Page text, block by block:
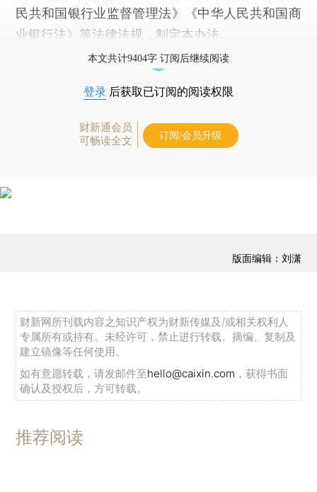
民共和国银行业监督管理法》《中华人民共和国商
业银行法》等法律法规，制定本办法。
本文共计9404字 订阅后继续阅读
登录 后获取已订阅的阅读权限
财新通会员
可畅读全文
订阅/会员升级
版面编辑：刘潇
财新网所刊载内容之知识产权为财新传媒及/或相关权利人
专属所有或持有。未经许可，禁止进行转载、摘编、复制及
建立镜像等任何使用。
如有意愿转载，请发邮件至hello@caixin.com ，获得书面
确认及授权后，方可转载。
推荐阅读